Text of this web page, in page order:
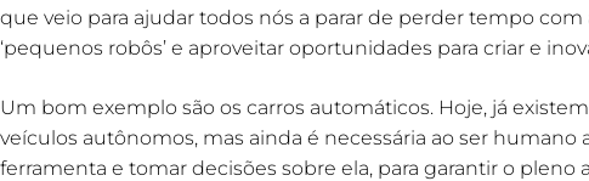
que veio para ajudar todos nós a parar de perder tempo
‘pequenos robôs’ e aproveitar oportunidades para criar e
Um bom exemplo são os carros automáticos. Hoje, já
veículos autônomos, mas ainda é necessária ao ser humano
ferramenta e tomar decisões sobre ela, para garantir o pleno